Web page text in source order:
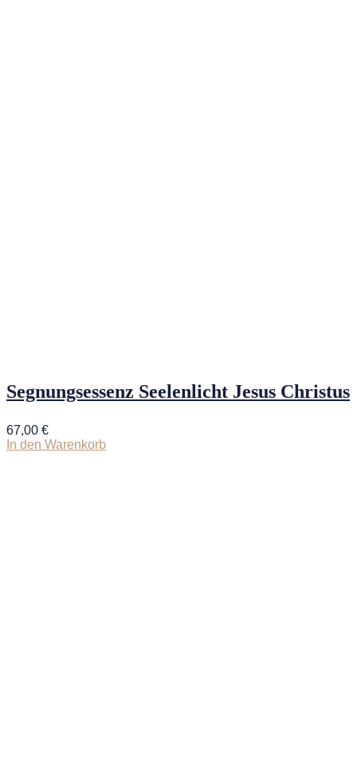
Segnungsessenz Seelenlicht Jesus Christus
67,00 €
In den Warenkorb